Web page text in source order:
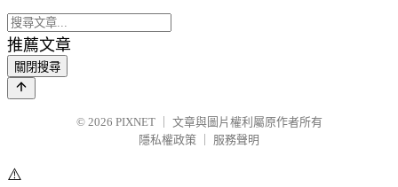
推薦文章
關閉搜尋
© 2026 PIXNET
文章與圖片權利屬原作者所有
隱私權政策
服務聲明
⚠️